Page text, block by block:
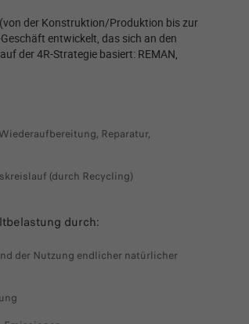
der Konstruktion/Produktion bis zur
entwickelt, das sich an den
der 4R-Strategie basiert: REMAN,
Reparatur,
(durch Recycling)
durch:
der Nutzung endlicher natürlicher